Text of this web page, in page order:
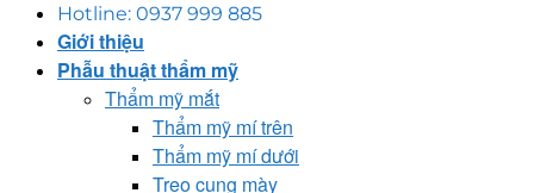
Hotline: 0937 999 885
Giới thiệu
Phẫu thuật thẩm mỹ
Thẩm mỹ mắt
Thẩm mỹ mí trên
Thẩm mỹ mí dưới
Treo cung mày